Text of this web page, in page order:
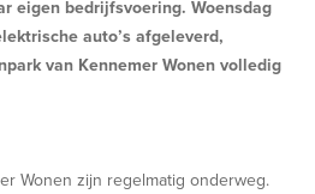
eigen bedrijfsvoering. Woensdag
auto’s afgeleverd,
van Kennemer Wonen volledig
Wonen zijn regelmatig onderweg.